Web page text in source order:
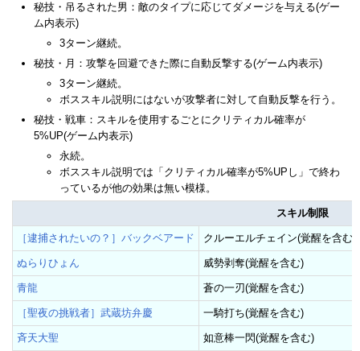
秘技・吊るされた男：敵のタイプに応じてダメージを与える(ゲー
ム内表示)
3ターン継続。
秘技・月：攻撃を回避できた際に自動反撃する(ゲーム内表示)
3ターン継続。
ボススキル説明にはないが攻撃者に対して自動反撃を行う。
秘技・戦車：スキルを使用するごとにクリティカル確率が
5%UP(ゲーム内表示)
永続。
ボススキル説明では「クリティカル確率が5%UPし」で終わ
っているが他の効果は無い模様。
スキル制限
［逮捕されたいの？］バックベアード クルーエルチェイン(覚醒を含む)
ぬらりひょん 威勢剥奪(覚醒を含む)
青龍 蒼の一刃(覚醒を含む)
［聖夜の挑戦者］武蔵坊弁慶 一騎打ち(覚醒を含む)
斉天大聖 如意棒一閃(覚醒を含む)